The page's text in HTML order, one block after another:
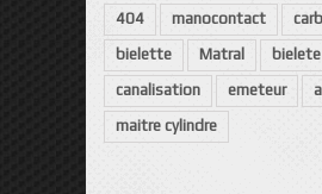
404
manocontact
bielette
Matral bielete
canalisation
emeteur
maitre cylindre